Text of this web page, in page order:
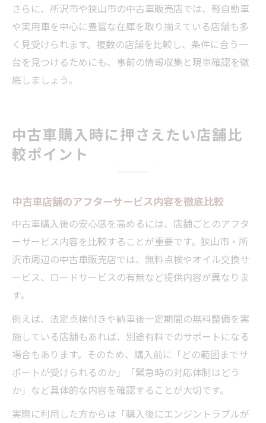
さらに、所沢市や狭山市の中古車販売店では、軽自動車
や実用車を中心に豊富な在庫を取り揃えている店舗も多
く見受けられます。複数の店舗を比較し、条件に合う一
台を見つけるためにも、事前の情報収集と現車確認を徹
底しましょう。
中古車購入時に押さえたい店舗比
較ポイント
中古車店舗のアフターサービス内容を徹底比較
中古車購入後の安心感を高めるには、店舗ごとのアフタ
ーサービス内容を比較することが重要です。狭山市・所
沢市周辺の中古車販売店では、無料点検やオイル交換サ
ービス、ロードサービスの有無など提供内容が異なりま
す。
例えば、法定点検付きや納車後一定期間の無料整備を実
施している店舗もあれば、別途有料でのサポートになる
場合もあります。そのため、購入前に「どの範囲までサ
ポートが受けられるのか」「緊急時の対応体制はどう
か」など具体的な内容を確認することが大切です。
実際に利用した方からは「購入後にエンジントラブルが